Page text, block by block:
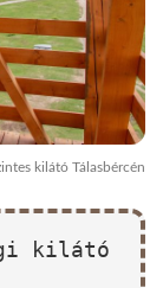
kilátó Tálasbércén
kilátó